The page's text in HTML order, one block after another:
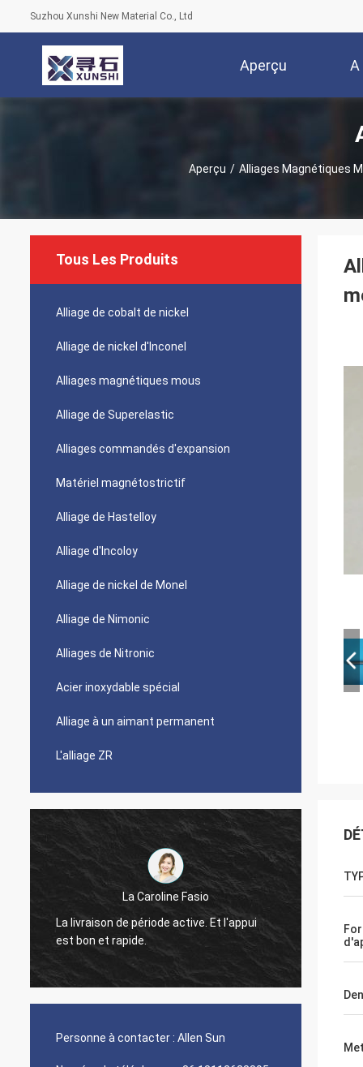
Suzhou Xunshi New Material Co., Ltd
Aperçu A
Aperçu / Alliages Magnétiques
Tous Les Produits
Alliage de cobalt de nickel
Alliage de nickel d'Inconel
Alliages magnétiques mous
Alliage de Superelastic
Alliages commandés d'expansion
Matériel magnétostrictif
Alliage de Hastelloy
Alliage d'Incoloy
Alliage de nickel de Monel
Alliage de Nimonic
Alliages de Nitronic
Acier inoxydable spécial
Alliage à un aimant permanent
L'alliage ZR
La Caroline Fasio
La livraison de période active. Et l'appui
est bon et rapide.
Personne à contacter : Allen Sun